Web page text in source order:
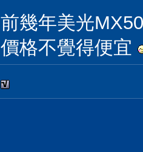
前幾年美光
價格不覺得便宜